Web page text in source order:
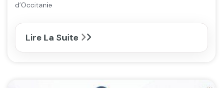
d’Occitanie
Lire La Suite